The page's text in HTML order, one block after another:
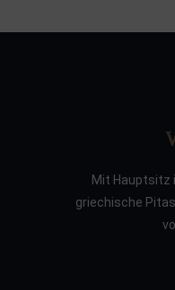
Mit Hauptsitz
griechische